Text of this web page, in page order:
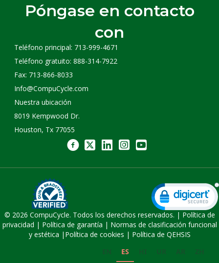
Póngase en contacto
con
Teléfono principal: 713-999-4671
Teléfono gratuito: 888-314-7922
Fax: 713-866-8033
Info@CompuCycle.com
Nuestra ubicación
8019 Kempwood Dr.
Houston, Tx 77055
© 2026 CompuCycle. Todos los derechos reservados. | Política de
privacidad | Política de garantía | Normas de clasificación funcional
y estética | Política de cookies | Política de QEHSIS
ES